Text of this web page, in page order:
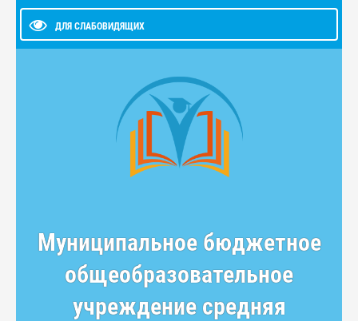
ДЛЯ СЛАБОВИДЯЩИХ
Муниципальное бюджетное
общеобразовательное
учреждение средняя